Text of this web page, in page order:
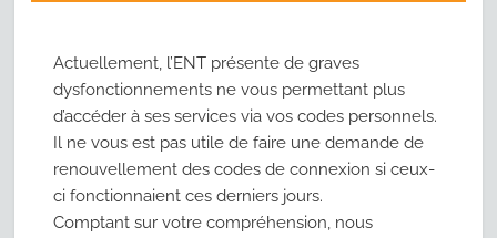
Actuellement, l’ENT présente de graves
dysfonctionnements ne vous permettant plus
d’accéder à ses services via vos codes personnels.
Il ne vous est pas utile de faire une demande de
renouvellement des codes de connexion si ceux-
ci fonctionnaient ces derniers jours.
Comptant sur votre compréhension, nous